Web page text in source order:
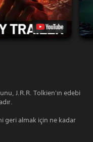
J.R.R. Tolkien'ın edebi
geri almak için ne kadar